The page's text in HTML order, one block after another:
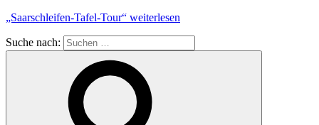
„Saarschleifen-Tafel-Tour“ weiterlesen
Suche nach: